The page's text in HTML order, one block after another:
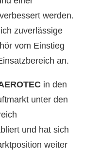
werden.
zuverlässige
vom Einstieg
an.
in den
unter den
und hat sich
weiter